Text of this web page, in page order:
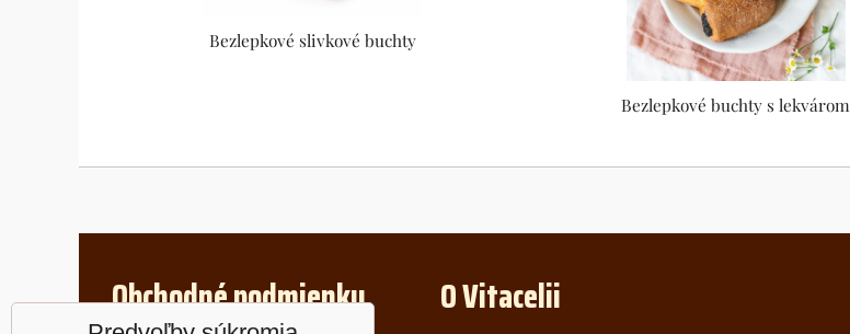
Bezlepkové slivkové buchty
Bezlepkové buchty s lekvárom
Obchodné podmienky O Vitacelii